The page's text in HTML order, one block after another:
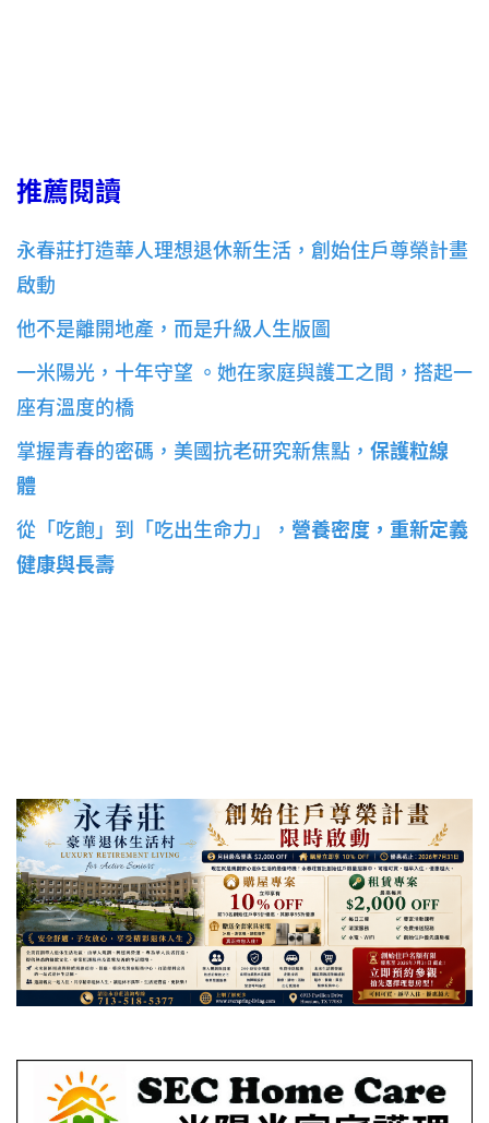
推薦閱讀
永春莊打造華人理想退休新生活，創始住戶尊榮計畫
啟動
他不是離開地產，而是升級人生版圖
一米陽光，十年守望 。她在家庭與護工之間，搭起一
座有溫度的橋
掌握青春的密碼，美國抗老研究新焦點， 保護粒線
體
從「吃飽」到「吃出生命力」， 營養密度，重新定義
健康與長壽